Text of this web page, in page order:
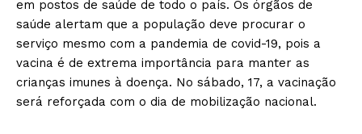
em postos de saúde de todo o país. Os órgãos de
saúde alertam que a população deve procurar o
serviço mesmo com a pandemia de covid-19, pois a
vacina é de extrema importância para manter as
crianças imunes à doença. No sábado, 17, a vacinação
será reforçada com o dia de mobilização nacional.